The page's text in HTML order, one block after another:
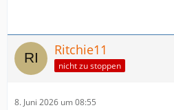
Ritchie11
nicht zu stoppen
8. Juni 2026 um 08:55